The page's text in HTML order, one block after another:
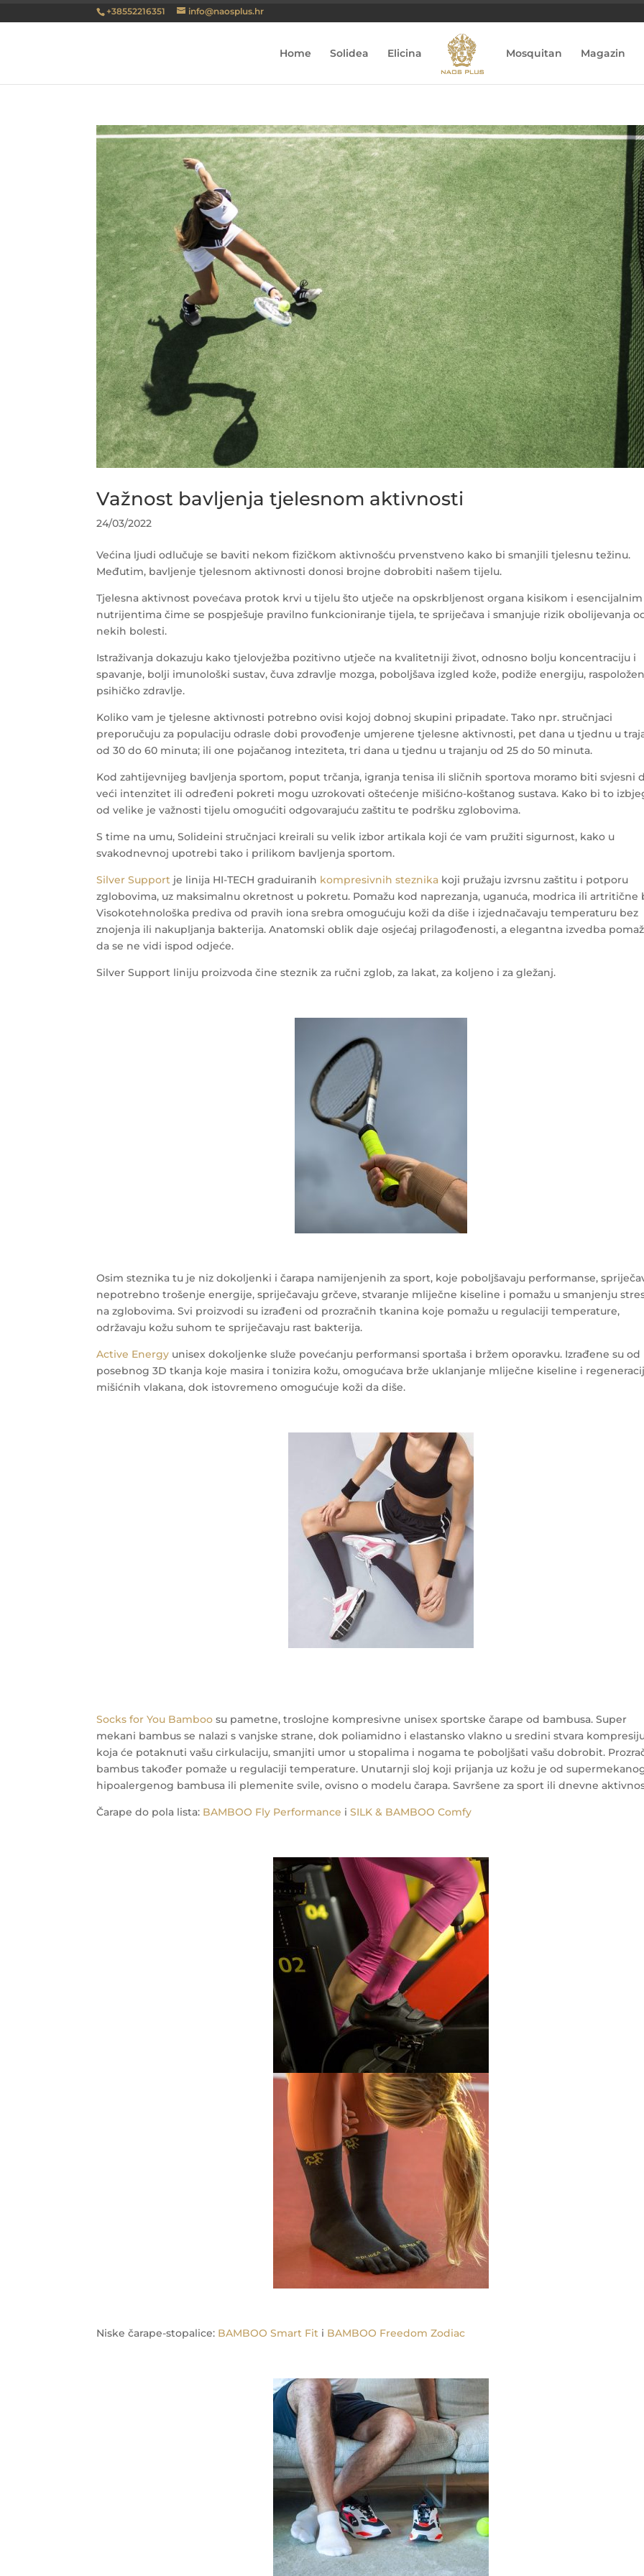
+38552216351 info@naosplus.hr
Home Solidea Elicina Mosquitan Magazin
Važnost bavljenja tjelesnom aktivnosti
24/03/2022
Većina ljudi odlučuje se baviti nekom fizičkom aktivnošću prvenstveno kako bi smanjili tjelesnu težinu.
Međutim, bavljenje tjelesnom aktivnosti donosi brojne dobrobiti našem tijelu.
Tjelesna aktivnost povećava protok krvi u tijelu što utječe na opskrbljenost organa kisikom i esencijalnim
nutrijentima čime se pospješuje pravilno funkcioniranje tijela, te spriječava i smanjuje rizik obolijevanja
nekih bolesti.
Istraživanja dokazuju kako tjelovježba pozitivno utječe na kvalitetniji život, odnosno bolju koncentraciju i
spavanje, bolji imunološki sustav, čuva zdravlje mozga, poboljšava izgled kože, podiže energiju,
psihičko zdravlje.
Koliko vam je tjelesne aktivnosti potrebno ovisi kojoj dobnoj skupini pripadate. Tako npr. stručnjaci
preporučuju za populaciju odrasle dobi provođenje umjerene tjelesne aktivnosti, pet dana u tjednu u
od 30 do 60 minuta; ili one pojačanog inteziteta, tri dana u tjednu u trajanju od 25 do 50 minuta.
Kod zahtijevnijeg bavljenja sportom, poput trčanja, igranja tenisa ili sličnih sportova moramo biti svjesni
veći intenzitet ili određeni pokreti mogu uzrokovati oštećenje mišićno-koštanog sustava. Kako bi to
od velike je važnosti tijelu omogućiti odgovarajuću zaštitu te podršku zglobovima.
S time na umu, Solideini stručnjaci kreirali su velik izbor artikala koji će vam pružiti sigurnost, kako u
svakodnevnoj upotrebi tako i prilikom bavljenja sportom.
Silver Support je linija HI-TECH graduiranih kompresivnih steznika koji pružaju izvrsnu zaštitu i potporu
zglobovima, uz maksimalnu okretnost u pokretu. Pomažu kod naprezanja, uganuća, modrica ili artritične
Visokotehnološka prediva od pravih iona srebra omogućuju koži da diše i izjednačavaju temperaturu bez
znojenja ili nakupljanja bakterija. Anatomski oblik daje osjećaj prilagođenosti, a elegantna izvedba
da se ne vidi ispod odjeće.
Silver Support liniju proizvoda čine steznik za ručni zglob, za lakat, za koljeno i za gležanj.
Osim steznika tu je niz dokoljenki i čarapa namijenjenih za sport, koje poboljšavaju performanse,
nepotrebno trošenje energije, spriječavaju grčeve, stvaranje mliječne kiseline i pomažu u smanjenju
na zglobovima. Svi proizvodi su izrađeni od prozračnih tkanina koje pomažu u regulaciji temperature,
održavaju kožu suhom te spriječavaju rast bakterija.
Active Energy unisex dokoljenke služe povećanju performansi sportaša i bržem oporavku. Izrađene su od
posebnog 3D tkanja koje masira i tonizira kožu, omogućava brže uklanjanje mliječne kiseline i
mišićnih vlakana, dok istovremeno omogućuje koži da diše.
Socks for You Bamboo su pametne, troslojne kompresivne unisex sportske čarape od bambusa. Super
mekani bambus se nalazi s vanjske strane, dok poliamidno i elastansko vlakno u sredini stvara
koja će potaknuti vašu cirkulaciju, smanjiti umor u stopalima i nogama te poboljšati vašu dobrobit.
bambus također pomaže u regulaciji temperature. Unutarnji sloj koji prijanja uz kožu je od
hipoalergenog bambusa ili plemenite svile, ovisno o modelu čarapa. Savršene za sport ili dnevne
Čarape do pola lista: BAMBOO Fly Performance iSILK & BAMBOO Comfy
Niske čarape-stopalice: BAMBOO Smart Fit i BAMBOO Freedom Zodiac